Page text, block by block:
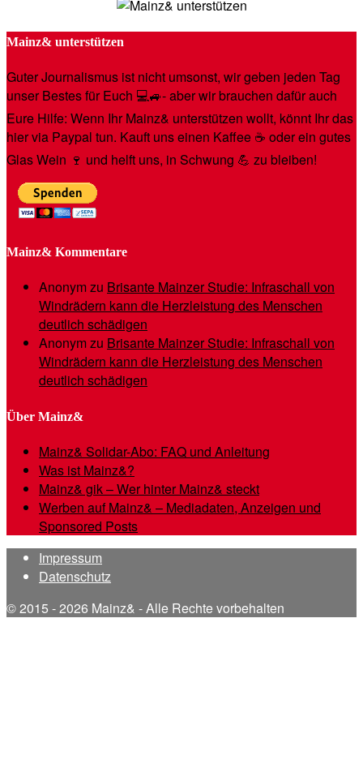
Mainz& unterstützen
Guter Journalismus ist nicht umsonst, wir geben jeden Tag
unser Bestes für Euch 💻🚙- aber wir brauchen dafür auch
Eure Hilfe: Wenn Ihr Mainz& unterstützen wollt, könnt Ihr das
hier via Paypal tun. Kauft uns einen Kaffee ☕️ oder ein gutes
Glas Wein 🍷 und helft uns, in Schwung 💪 zu bleiben!
Mainz& Kommentare
Anonymzu Brisante Mainzer Studie: Infraschall von
Windrädern kann die Herzleistung des Menschen
deutlich schädigen
Anonymzu Brisante Mainzer Studie: Infraschall von
Windrädern kann die Herzleistung des Menschen
deutlich schädigen
Über Mainz&
Mainz& Solidar-Abo: FAQ und Anleitung
Was ist Mainz&?
Mainz& gik – Wer hinter Mainz& steckt
Werben auf Mainz& – Mediadaten, Anzeigen und
Sponsored Posts
Impressum
Datenschutz
© 2015 - 2026 Mainz& - Alle Rechte vorbehalten